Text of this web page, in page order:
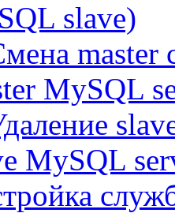
slave)
master
MySQL
MySQL